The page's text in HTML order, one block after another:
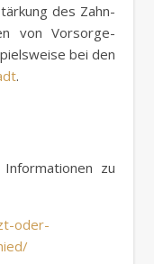
des Zahn-
von Vorsorge-
bei den
.
zu
oder-